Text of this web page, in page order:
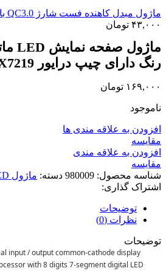
ماژول مبدل کاهنده فست شارژ QC3.0 با خروجی USB
۴۳,۰۰۰ تومان
رنگ دارای چیپ درایور MAX7219
۱۶۹,۰۰۰ تومان
ناموجود
افزودن به علاقه مندی ها
مقايسه
افزودن به علاقه مندی
مقایسه
شناسه محصول: 980009 دسته: ماژول LED و سگمنت
اشتراک گذاری:
توضیحات
نظرات (0)
توضیحات
input / output common-cathode display
with 8 digits 7-segment digital LED